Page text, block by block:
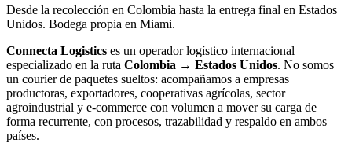
Desde la recolección en Colombia hasta la entrega final en Estados
Unidos. Bodega propia en Miami.
Connecta Logistics es un operador logístico internacional
especializado en la ruta Colombia → Estados Unidos. No somos
un courier de paquetes sueltos: acompañamos a empresas
productoras, exportadores, cooperativas agrícolas, sector
agroindustrial y e-commerce con volumen a mover su carga de
forma recurrente, con procesos, trazabilidad y respaldo en ambos
países.